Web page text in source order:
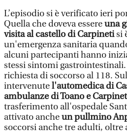
L’episodio si è verificato ieri
Quella che doveva essereuna
visita al castello di Carpinetisi
un'emergenza sanitaria
alcuni partecipanti hanno
stessi sintomi
richiesta di soccorso al 118.
intervenutel'automedica di
ambulanze di Toano e Carpinet
trasferimento all'ospedale
attivato ancheun pullmino
soccorsi anche tre adulti, oltre